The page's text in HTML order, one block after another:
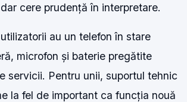
cere prudență în interpretare.
au un telefon în stare
microfon și baterie pregătite
servicii. Pentru unii, suportul tehnic
la fel de important ca funcția nouă